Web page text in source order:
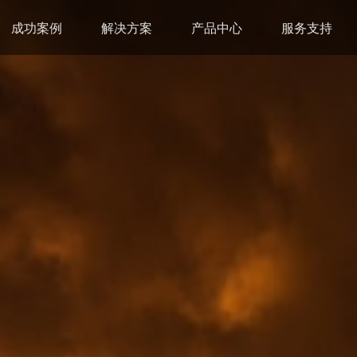
成功案例 解决方案 产品中心 服务支持